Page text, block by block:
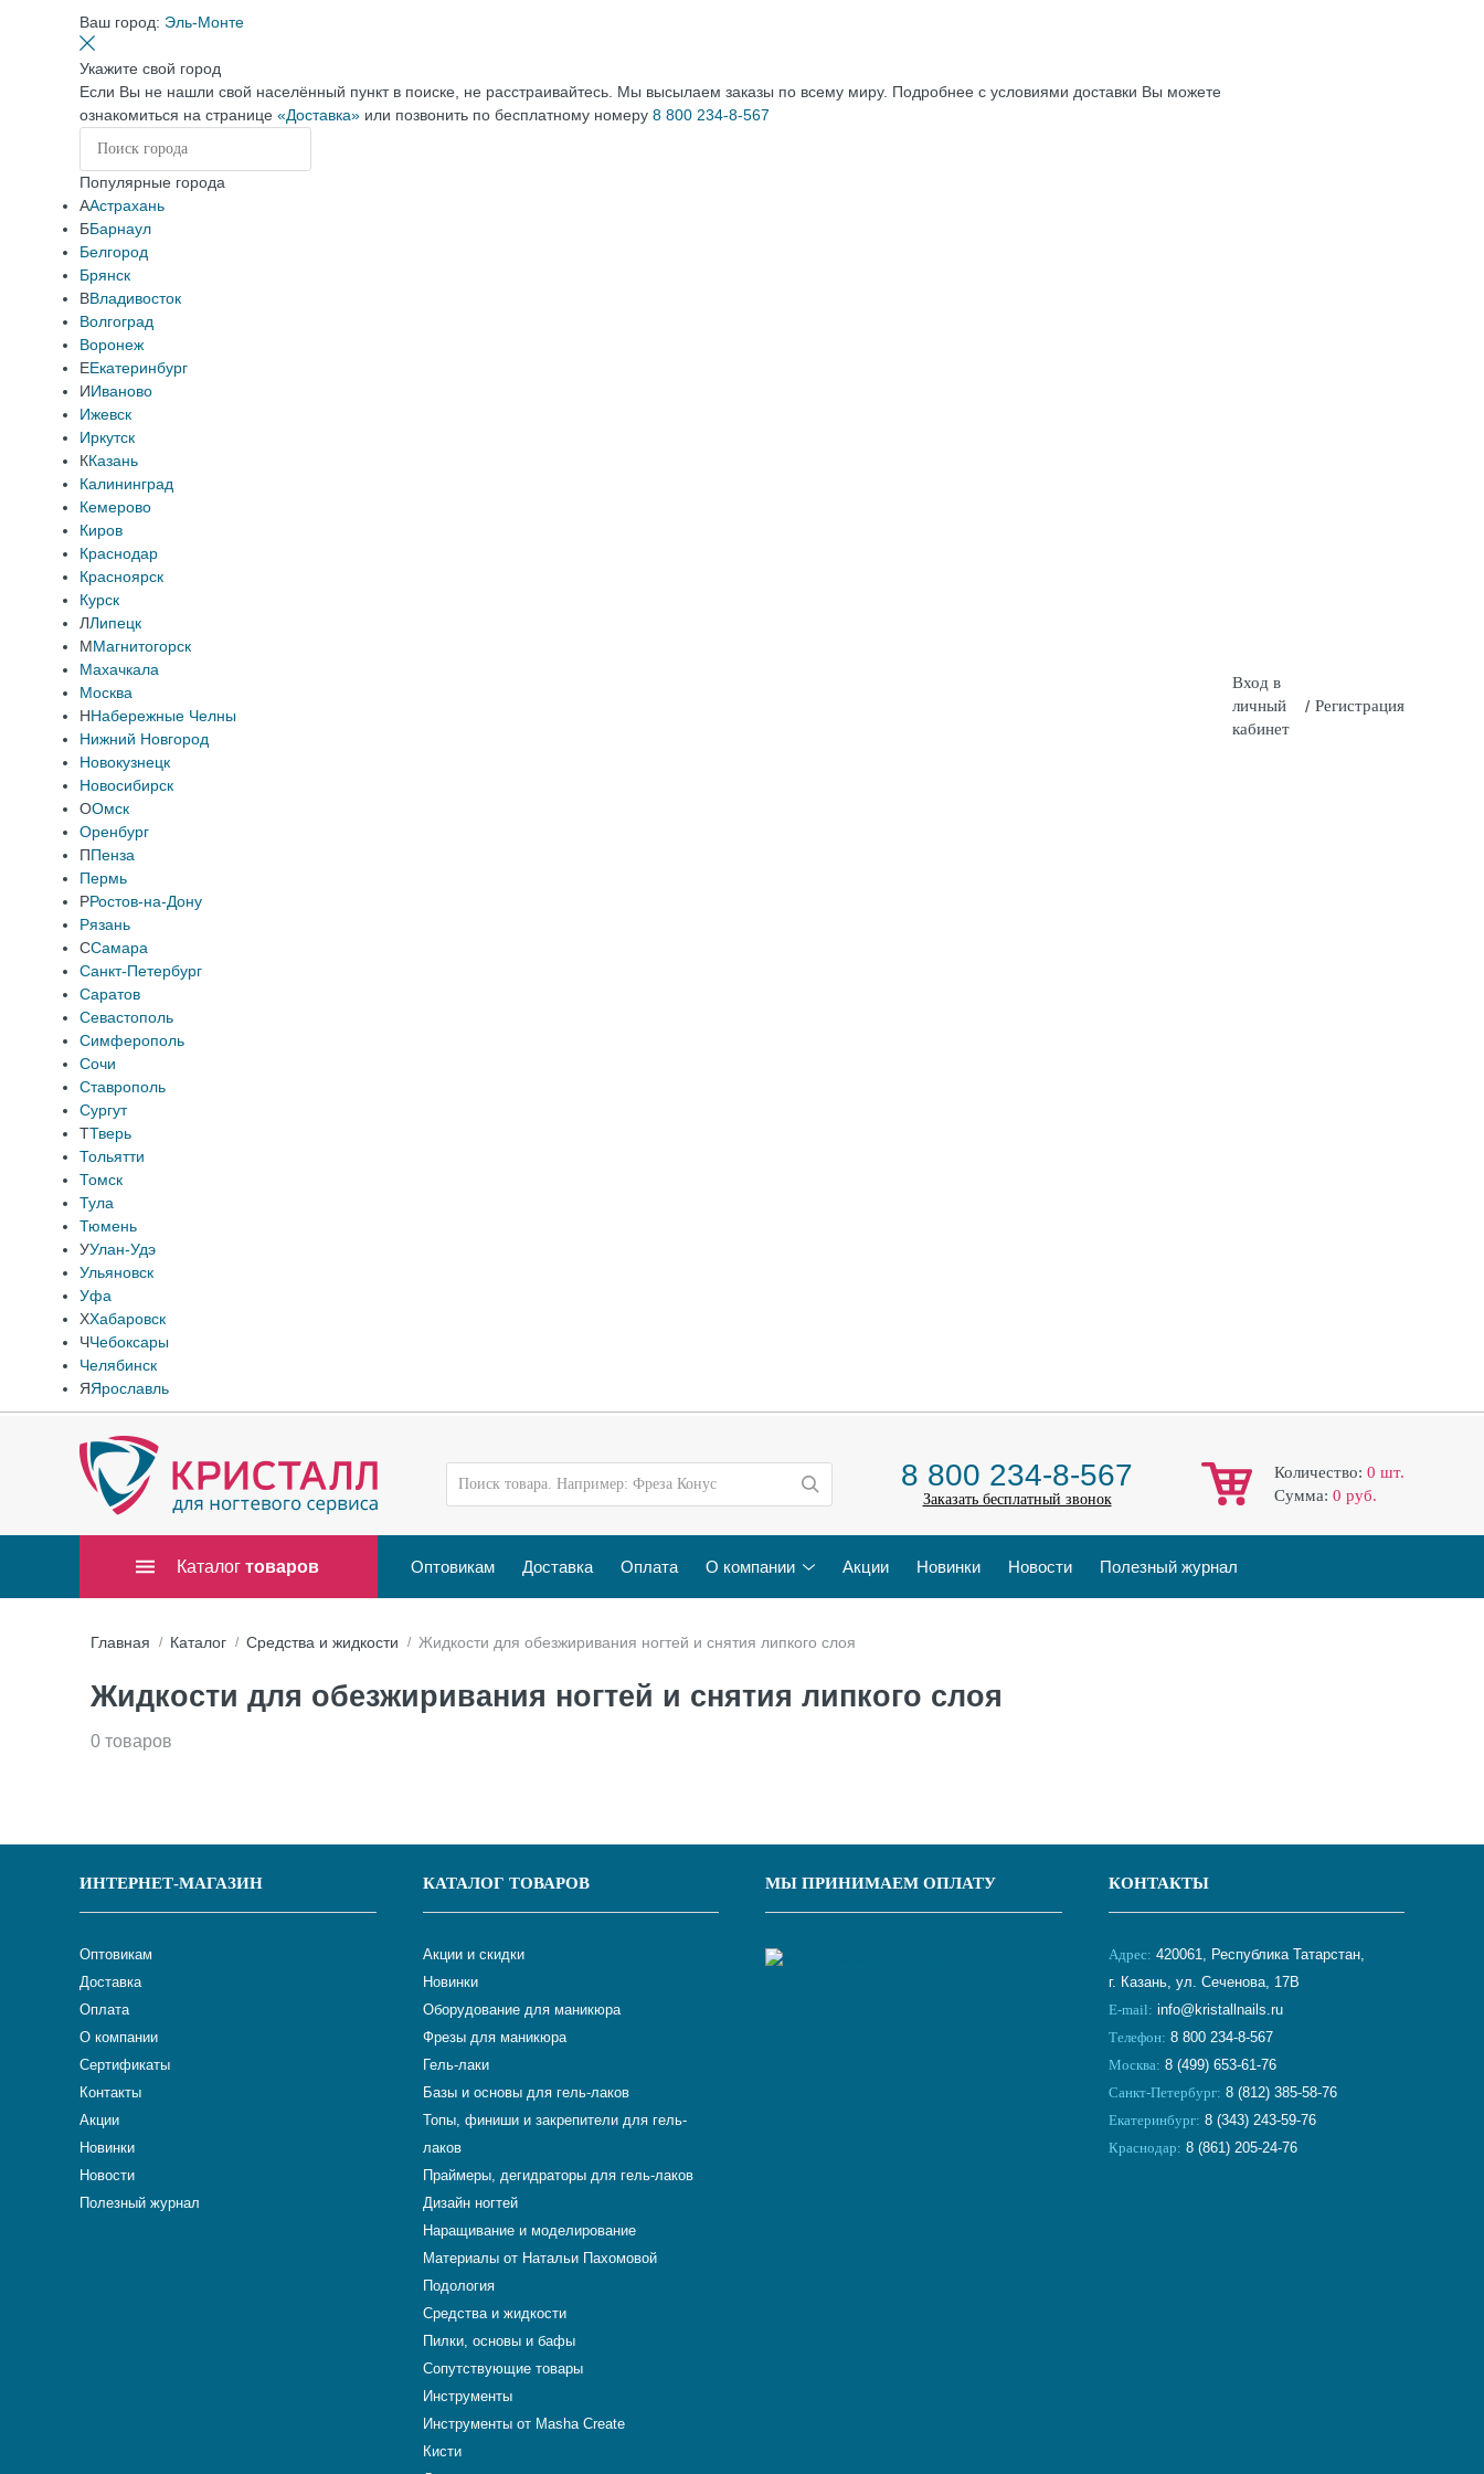
Ваш город: Эль-Монте
Укажите свой город
Если Вы не нашли свой населённый пункт в поиске, не расстраивайтесь. Мы высылаем заказы по всему миру. Подробнее с условиями доставки Вы можете
ознакомиться на странице «Доставка» или позвонить по бесплатному номеру 8 800 234-8-567
Популярные города
ААстрахань
ББарнаул
Белгород
Брянск
ВВладивосток
Волгоград
Воронеж
ЕЕкатеринбург
ИИваново
Ижевск
Иркутск
ККазань
Калининград
Кемерово
Киров
Краснодар
Красноярск
Курск
ЛЛипецк
ММагнитогорск
Махачкала
Москва
ННабережные Челны
Нижний Новгород
Новокузнецк
Новосибирск
ООмск
Оренбург
ППенза
Пермь
РРостов-на-Дону
Рязань
ССамара
Санкт-Петербург
Саратов
Севастополь
Симферополь
Сочи
Ставрополь
Сургут
ТТверь
Тольятти
Томск
Тула
Тюмень
УУлан-Удэ
Ульяновск
Уфа
ХХабаровск
ЧЧебоксары
Челябинск
ЯЯрославль
Вход в
личный
кабинет
/ Регистрация
8 800 234-8-567
Заказать бесплатный звонок
Количество: 0 шт.
Cумма: 0 руб.
Каталог товаров Оптовикам Доставка Оплата О компании Акции Новинки Новости Полезный журнал
Главная Каталог Средства и жидкости Жидкости для обезжиривания ногтей и снятия липкого слоя
Жидкости для обезжиривания ногтей и снятия липкого слоя
0 товаров
ИНТЕРНЕТ-МАГАЗИН
Оптовикам
Доставка
Оплата
О компании
Сертификаты
Контакты
Акции
Новинки
Новости
Полезный журнал
КАТАЛОГ ТОВАРОВ
Акции и скидки
Новинки
Оборудование для маникюра
Фрезы для маникюра
Гель-лаки
Базы и основы для гель-лаков
Топы, финиши и закрепители для гель-
лаков
Праймеры, дегидраторы для гель-лаков
Дизайн ногтей
Наращивание и моделирование
Материалы от Натальи Пахомовой
Подология
Средства и жидкости
Пилки, основы и бафы
Сопутствующие товары
Инструменты
Инструменты от Masha Create
Кисти
МЫ ПРИНИМАЕМ ОПЛАТУ КОНТАКТЫ
Адрес: 420061, Республика Татарстан,
г. Казань, ул. Сеченова, 17В
E-mail: info@kristallnails.ru
Телефон: 8 800 234-8-567
Москва: 8 (499) 653-61-76
Санкт-Петербург: 8 (812) 385-58-76
Екатеринбург: 8 (343) 243-59-76
Краснодар: 8 (861) 205-24-76